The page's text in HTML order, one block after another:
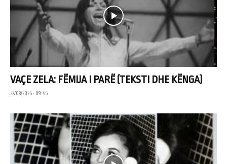
VAÇE ZELA: FËMIJA I PARË (TEKSTI DHE KËNGA)
27/08/2025 • 09:55